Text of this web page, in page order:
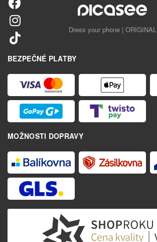
Dress your phone | ORIGINAL
BEZPEČNÉ PLATBY
MOŽNOSTI DOPRAVY